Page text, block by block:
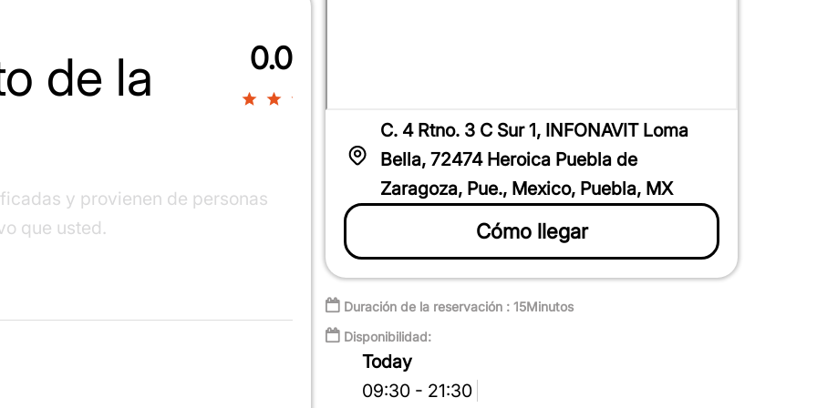
de la
0.0
0%
y provienen de personas
que usted.
C. 4 Rtno. 3 C Sur 1, INFONAVIT Loma
Bella, 72474 Heroica Puebla de
Zaragoza, Pue., Mexico, Puebla, MX
Cómo llegar
Duración de la reservación : 15Minutos
Disponibilidad:
Today
09:30 - 21:30